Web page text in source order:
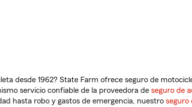
desde 1962? State Farm ofrece seguro de
servicio confiable de la proveedora de seguro de
hasta robo y gastos de emergencia, nuestro seguro